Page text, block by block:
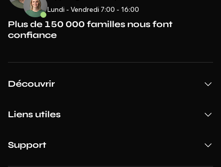
Lundi - Vendredi 7:00 - 16:00
Plus de 150 000 familles nous font
confiance
Découvrir
Liens utiles
Support